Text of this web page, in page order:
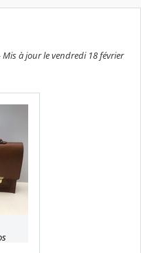
à jour le vendredi 18 février